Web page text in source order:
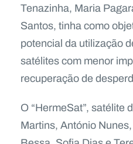
Tenazinha, Maria
Santos, tinha como
potencial da utilização
satélites com menor
recuperação de
O “HermeSat”, satélite
Martins, António